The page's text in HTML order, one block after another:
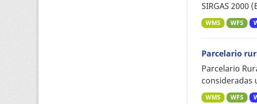
SIRGAS 2000
WMS WFS
Parcelario
Parcelario
consideradas
WMS WFS